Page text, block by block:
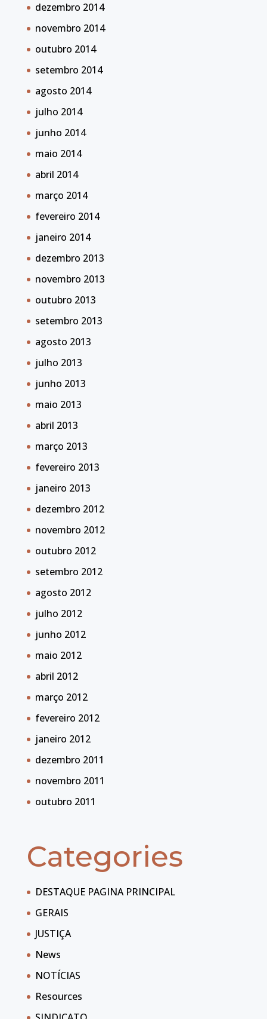
dezembro 2014
novembro 2014
outubro 2014
setembro 2014
agosto 2014
julho 2014
junho 2014
maio 2014
abril 2014
março 2014
fevereiro 2014
janeiro 2014
dezembro 2013
novembro 2013
outubro 2013
setembro 2013
agosto 2013
julho 2013
junho 2013
maio 2013
abril 2013
março 2013
fevereiro 2013
janeiro 2013
dezembro 2012
novembro 2012
outubro 2012
setembro 2012
agosto 2012
julho 2012
junho 2012
maio 2012
abril 2012
março 2012
fevereiro 2012
janeiro 2012
dezembro 2011
novembro 2011
outubro 2011
Categories
DESTAQUE PAGINA PRINCIPAL
GERAIS
JUSTIÇA
News
NOTÍCIAS
Resources